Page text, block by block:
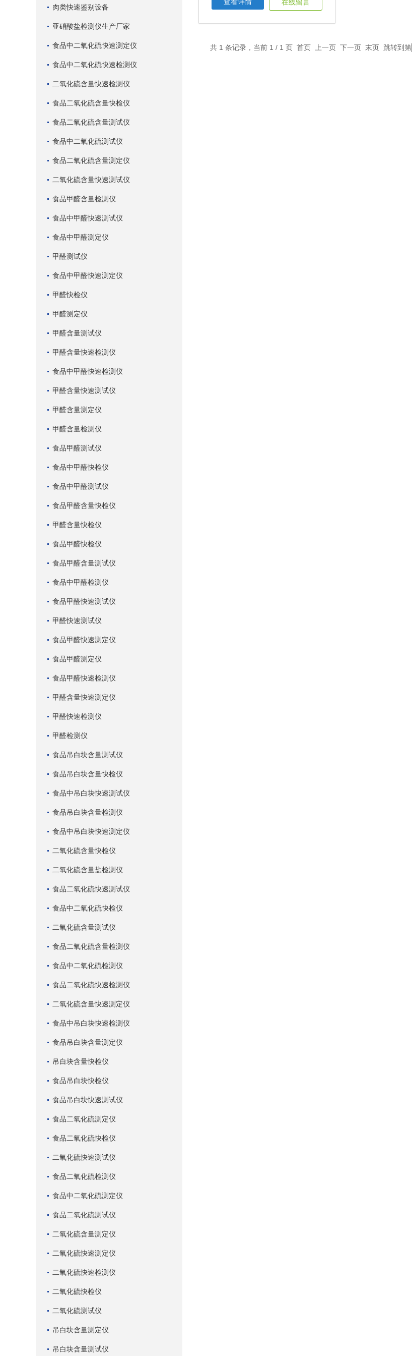
肉类快速鉴别设备
亚硝酸盐检测仪生产厂家
食品中二氧化硫快速测定仪
食品中二氧化硫快速检测仪
二氧化硫含量快速检测仪
食品二氧化硫含量快检仪
食品二氧化硫含量测试仪
食品中二氧化硫测试仪
食品二氧化硫含量测定仪
二氧化硫含量快速测试仪
食品甲醛含量检测仪
食品中甲醛快速测试仪
食品中甲醛测定仪
甲醛测试仪
食品中甲醛快速测定仪
甲醛快检仪
甲醛测定仪
甲醛含量测试仪
甲醛含量快速检测仪
食品中甲醛快速检测仪
甲醛含量快速测试仪
甲醛含量测定仪
甲醛含量检测仪
食品甲醛测试仪
食品中甲醛快检仪
食品中甲醛测试仪
食品甲醛含量快检仪
甲醛含量快检仪
食品甲醛快检仪
食品甲醛含量测试仪
食品中甲醛检测仪
食品甲醛快速测试仪
甲醛快速测试仪
食品甲醛快速测定仪
食品甲醛测定仪
食品甲醛快速检测仪
甲醛含量快速测定仪
甲醛快速检测仪
甲醛检测仪
食品吊白块含量测试仪
食品吊白块含量快检仪
食品中吊白块快速测试仪
食品吊白块含量检测仪
食品中吊白块快速测定仪
二氧化硫含量快检仪
二氧化硫含量盐检测仪
食品二氧化硫快速测试仪
食品中二氧化硫快检仪
二氧化硫含量测试仪
食品二氧化硫含量检测仪
食品中二氧化硫检测仪
食品二氧化硫快速检测仪
二氧化硫含量快速测定仪
食品中吊白块快速检测仪
食品吊白块含量测定仪
吊白块含量快检仪
食品吊白块快检仪
食品吊白块快速测试仪
食品二氧化硫测定仪
食品二氧化硫快检仪
二氧化硫快速测试仪
食品二氧化硫检测仪
食品中二氧化硫测定仪
食品二氧化硫测试仪
二氧化硫含量测定仪
二氧化硫快速测定仪
二氧化硫快速检测仪
二氧化硫快检仪
二氧化硫测试仪
吊白块含量测定仪
吊白块含量测试仪
在线留言
共 1 条记录，当前 1 / 1 页 首页 上一页 下一页 末页 跳转到第